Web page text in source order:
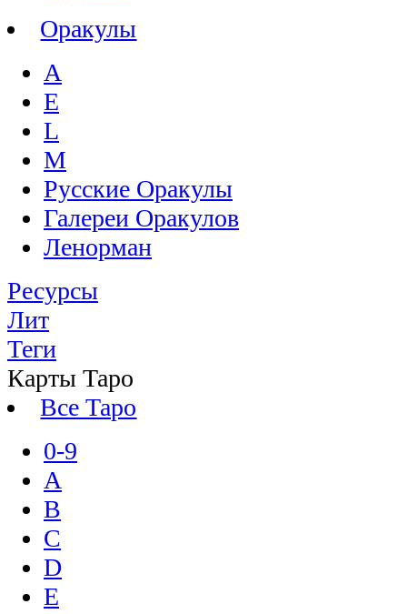
Оракулы
A
E
L
M
Русские Оракулы
Галереи Оракулов
Ленорман
Ресурсы
Лит
Теги
Карты Таро
Все Таро
0-9
A
B
C
D
E